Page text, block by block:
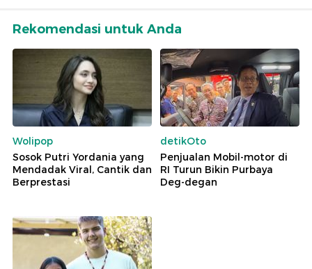
Rekomendasi untuk Anda
Wolipop
Sosok Putri Yordania yang
Mendadak Viral, Cantik dan
Berprestasi
detikOto
Penjualan Mobil-motor di
RI Turun Bikin Purbaya
Deg-degan